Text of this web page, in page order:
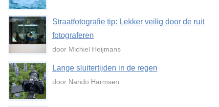
Straatfotografie tip: Lekker veilig door de ruit
fotograferen
door Michiel Heijmans
Lange sluitertijden in de regen
door Nando Harmsen